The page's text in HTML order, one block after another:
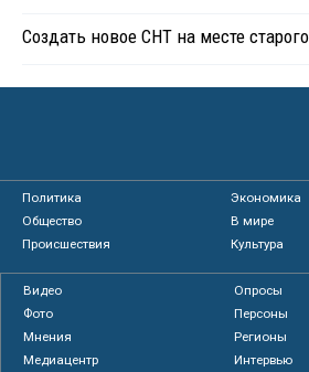
Создать новое СНТ на месте
Политика
Экономика
Общество
В мире
Происшествия
Культура
Видео
Опросы
Фото
Персоны
Мнения
Регионы
Медиацентр
Интервью